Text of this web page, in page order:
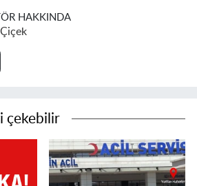
HAKKINDA
çekebilir